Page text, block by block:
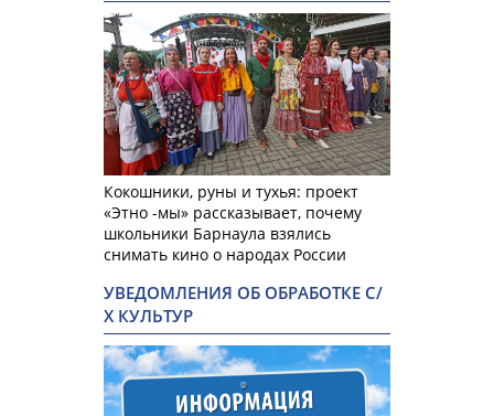
Кокошники, руны и тухья: проект
«Этно -мы» рассказывает, почему
школьники Барнаула взялись
снимать кино о народах России
УВЕДОМЛЕНИЯ ОБ ОБРАБОТКЕ С/
Х КУЛЬТУР